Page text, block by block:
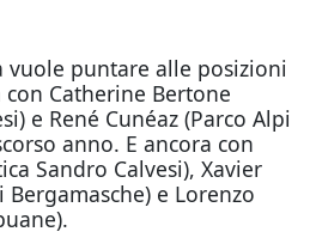
vuole puntare alle posizioni
Catherine Bertone
e René Cunéaz (Parco Alpi
anno. E ancora con
Sandro Calvesi), Xavier
e Lorenzo